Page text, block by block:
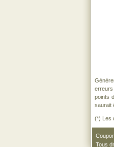
erreurs
points
saurait
(*) Les
Tous